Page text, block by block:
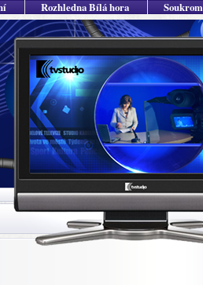
Rozhledna Bílá hora